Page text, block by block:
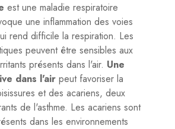
est une maladie respiratoire
une inflammation des voies
rend difficile la respiration. Les
peuvent être sensibles aux
présents dans l'air. Une
dans l'air peut favoriser la
et des acariens, deux
de l'asthme. Les acariens sont
dans les environnements